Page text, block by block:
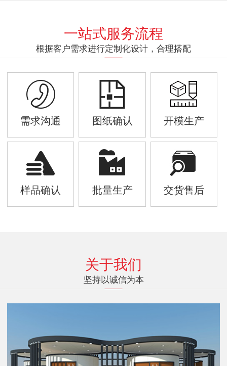
一站式服务流程
根据客户需求进行定制化设计，合理搭配
需求沟通 图纸确认 开模生产
样品确认 批量生产 交货售后
关于我们
坚持以诚信为本